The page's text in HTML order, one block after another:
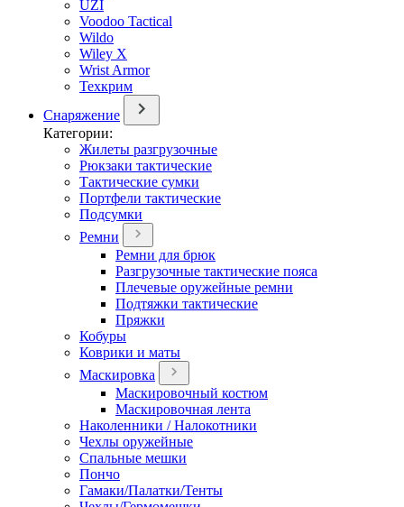
UZI
Voodoo Tactical
Wildo
Wiley X
Wrist Armor
Техкрим
Снаряжение
Категории:
Жилеты разгрузочные
Рюкзаки тактические
Тактические сумки
Портфели тактические
Подсумки
Ремни
Ремни для брюк
Разгрузочные тактические пояса
Плечевые оружейные ремни
Подтяжки тактические
Пряжки
Кобуры
Коврики и маты
Маскировка
Маскировочный костюм
Маскировочная лента
Наколенники / Налокотники
Чехлы оружейные
Спальные мешки
Пончо
Гамаки/Палатки/Тенты